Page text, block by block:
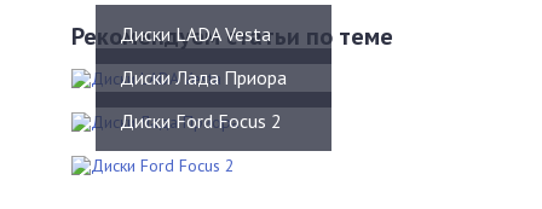
Рекомендуем статьи по теме
Диски LADA Vesta
Диски Лада Приора
Диски Ford Focus 2